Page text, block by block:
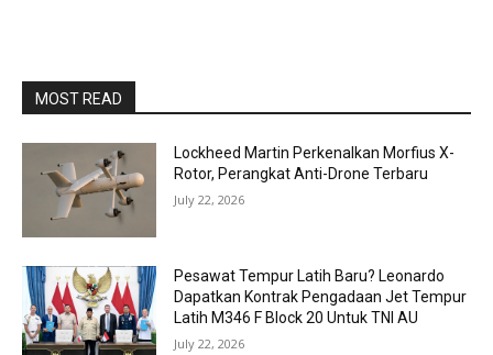
MOST READ
Lockheed Martin Perkenalkan Morfius X-
Rotor, Perangkat Anti-Drone Terbaru
July 22, 2026
Pesawat Tempur Latih Baru? Leonardo
Dapatkan Kontrak Pengadaan Jet Tempur
Latih M346 F Block 20 Untuk TNI AU
July 22, 2026